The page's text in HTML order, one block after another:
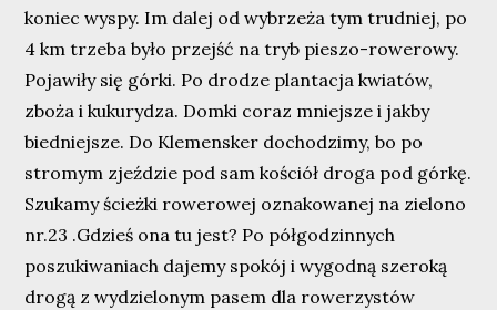
koniec wyspy. Im dalej od wybrzeża tym trudniej, po
4 km trzeba było przejść na tryb pieszo-rowerowy.
Pojawiły się górki. Po drodze plantacja kwiatów,
zboża i kukurydza. Domki coraz mniejsze i jakby
biedniejsze. Do Klemensker dochodzimy, bo po
stromym zjeździe pod sam kościół droga pod górkę.
Szukamy ścieżki rowerowej oznakowanej na zielono
nr.23 .Gdzieś ona tu jest? Po półgodzinnych
poszukiwaniach dajemy spokój i wygodną szeroką
drogą z wydzielonym pasem dla rowerzystów